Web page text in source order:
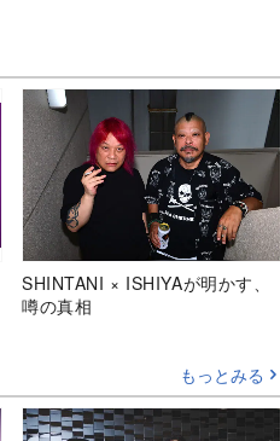
SHINTANI × ISHIYAが明かす、
噂の真相
もっとみる